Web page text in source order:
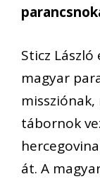
Sticz
magyar
tábornok
át. A